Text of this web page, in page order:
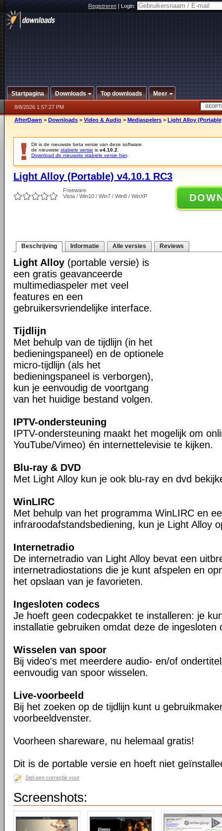
Registreren|Login:
Startpagina Downloads Top downloads Meer
8/8/2026 1:57:27 PM
AfterDawn > Downloads > Video & Audio > Mediaspelers > Light Alloy
Dit is de nieuwste beta versie van deze software.
de nieuwste stabiele versie is v4.10.2
Download de nieuwste stabiele versie hier.
Light Alloy (Portable) v4.10.1 RC3
Freeware
Vista / Win10 / Win7 / Win8 / WinXP
Beschrijving Informatie Alle versies Reviews
Light Alloy (portable versie) is
een gratis geavanceerde
multimediaspeler met veel
features en een
gebruikersvriendelijke interface.
Tijdlijn
Met behulp van de tijdlijn (in het
bedieningspaneel) en de optionele
micro-tijdlijn (als het
bedieningspaneel is verborgen),
kun je eenvoudig de voortgang
van het huidige bestand volgen.
IPTV-ondersteuning
IPTV-ondersteuning maakt het mogelijk om
YouTube/Vimeo) én internettelevisie te kijken.
Blu-ray & DVD
Met Light Alloy kun je ook blu-ray en dvd
WinLIRC
Met behulp van het programma WinLIRC en
infraroodafstandsbediening, kun je Light Alloy
Internetradio
De internetradio van Light Alloy bevat een
internetradiostations die je kunt afspelen en
het opslaan van je favorieten.
Ingesloten codecs
Je hoeft geen codecpakket te installeren: je
installatie gebruiken omdat deze de ingesloten
Wisselen van spoor
Bij video's met meerdere audio- en/of
eenvoudig van spoor wisselen.
Live-voorbeeld
Bij het zoeken op de tijdlijn kunt u
voorbeeldvenster.
Voorheen shareware, nu helemaal gratis!
Dit is de portable versie en hoeft niet
Stel een correctie voor
Screenshots: